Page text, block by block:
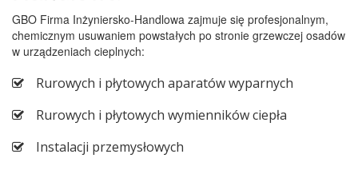
cyklu
technologicznego,
czasie
produkcji.
GBO Firma Inżyniersko-Handlowa zajmuje się profesjonalnym,
chemicznym usuwaniem powstałych po stronie grzewczej osadów
w urządzeniach cieplnych:
Rurowych i płytowych aparatów wyparnych
Rurowych i płytowych wymienników ciepła
Instalacji przemysłowych